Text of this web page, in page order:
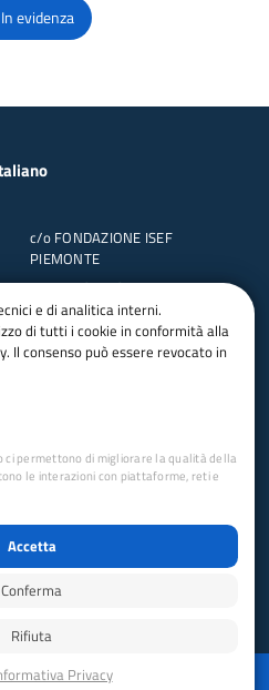
evidenza
c/o FONDAZIONE ISEF
PIEMONTE
10143 TORINO
C.F. 97676590017
Italiano
Soci
sitoDisabilita animazioni
e di analitica interni.
di tutti i cookie in conformità alla
Il consenso può essere revocato in
permettono di migliorare la qualità della
le interazioni con piattaforme, reti e
Accetta
Conferma
Rifiuta